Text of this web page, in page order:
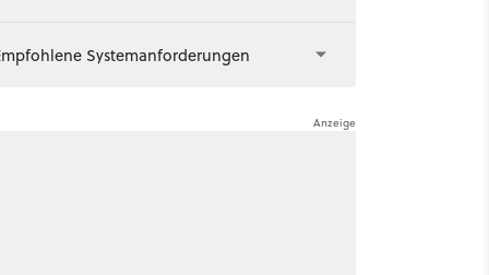
Systemanforderungen